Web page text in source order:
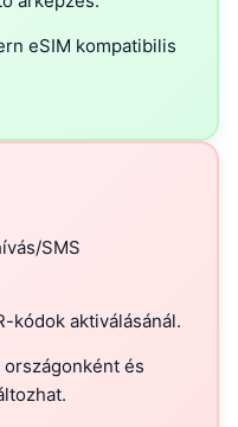
eSIM kompatibilis
SMS
kódok aktiválásánál.
és